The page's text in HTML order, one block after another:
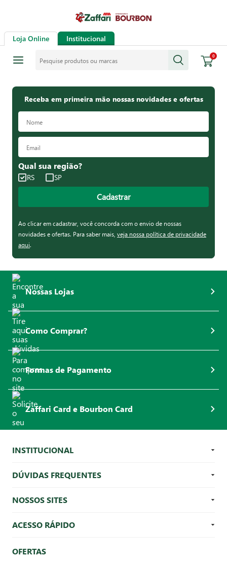
Loja Online Institucional
0
Receba em primeira mão nossas novidades e ofertas
Qual sua região?
RS SP
Cadastrar
Ao clicar em cadastrar, você concorda com o envio de nossas
novidades e ofertas. Para saber mais, veja nossa política de privacidade
aqui.
Nossas Lojas
Como Comprar?
Formas de Pagamento
Zaffari Card e Bourbon Card
INSTITUCIONAL
DÚVIDAS FREQUENTES
NOSSOS SITES
ACESSO RÁPIDO
OFERTAS